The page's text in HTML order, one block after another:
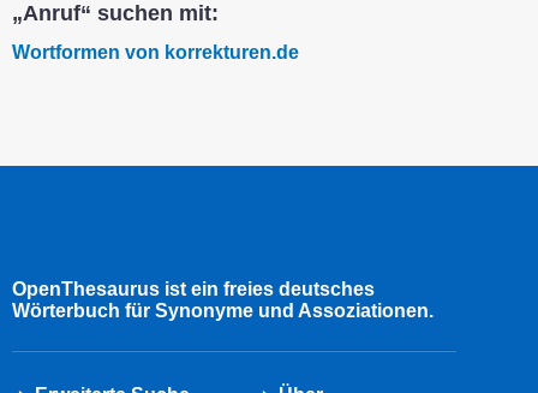
„Anruf“ suchen mit:
Wortformen von korrekturen.de
OpenThesaurus ist ein freies deutsches
Wörterbuch für Synonyme und Assoziationen.